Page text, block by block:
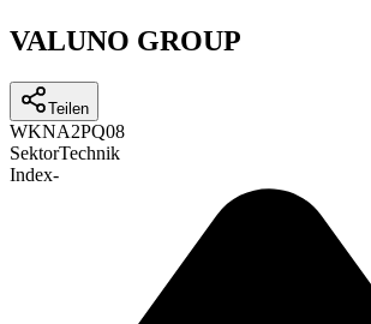
VALUNO GROUP
Teilen
WKNA2PQ08
SektorTechnik
Index-